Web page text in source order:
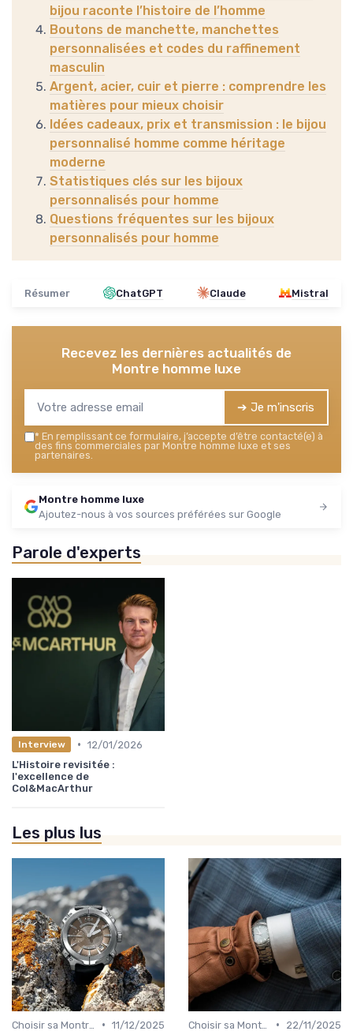
bijou raconte l’histoire de l’homme
Boutons de manchette, manchettes
personnalisées et codes du raffinement
masculin
Argent, acier, cuir et pierre : comprendre les
matières pour mieux choisir
Idées cadeaux, prix et transmission : le bijou
personnalisé homme comme héritage
moderne
Statistiques clés sur les bijoux
personnalisés pour homme
Questions fréquentes sur les bijoux
personnalisés pour homme
Résumer ChatGPT Claude Mistral
Recevez les dernières actualités de
Montre homme luxe
➔ Je m'inscris
* En remplissant ce formulaire, j’accepte d’être contacté(e) à
des fins commerciales par Montre homme luxe et ses
partenaires.
Montre homme luxe
Ajoutez-nous à vos sources préférées sur Google
Parole d'experts
Interview • 12/01/2026
L'Histoire revisitée :
l'excellence de
Col&MacArthur
Les plus lus
• 11/12/2025 • 22/11/2025